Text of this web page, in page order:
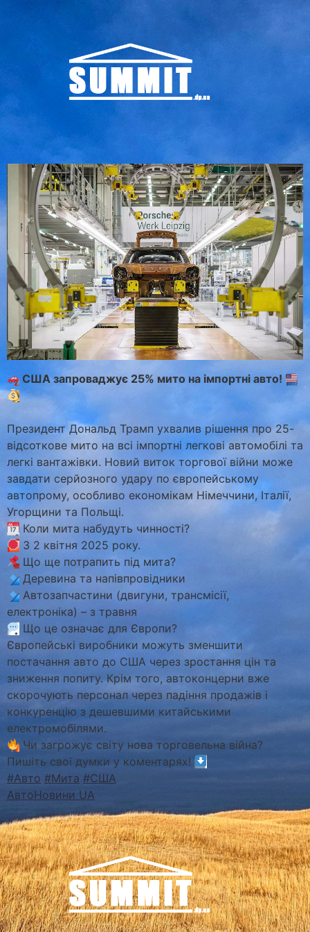
США запроваджує 25% мито на імпортні авто!
Президент Дональд Трамп ухвалив рішення про 25-
відсоткове мито на всі імпортні легкові автомобілі та
легкі вантажівки. Новий виток торгової війни може
завдати серйозного удару по європейському
автопрому, особливо економікам Німеччини, Італії,
Угорщини та Польщі.
Коли мита набудуть чинності?
З 2 квітня 2025 року.
Що ще потрапить під мита?
Деревина та напівпровідники
Автозапчастини (двигуни, трансмісії,
електроніка) – з травня
Що це означає для Європи?
Європейські виробники можуть зменшити
постачання авто до США через зростання цін та
зниження попиту. Крім того, автоконцерни вже
скорочують персонал через падіння продажів і
конкуренцію з дешевшими китайськими
електромобілями.
Чи загрожує світу нова торговельна війна?
Пишіть свої думки у коментарях!
#Авто #Мита #США
АвтоНовини UA